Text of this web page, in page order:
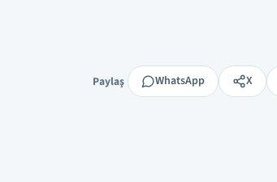
Paylaş
Paylaş WhatsApp X